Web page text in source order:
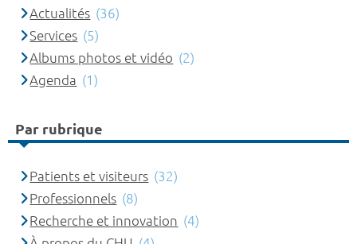
Actualités (36)
Services (5)
Albums photos et vidéo (2)
Agenda (1)
Par rubrique
Patients et visiteurs (32)
Professionnels (8)
Recherche et innovation (4)